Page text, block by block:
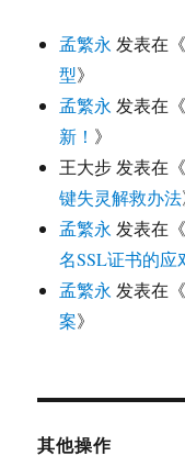
孟繁永 发表在
型》
孟繁永 发表在
新！ 》
王大步 发表在
键失灵解救办法
孟繁永 发表在《
名SSL证书的应
孟繁永 发表在
案》
其他操作